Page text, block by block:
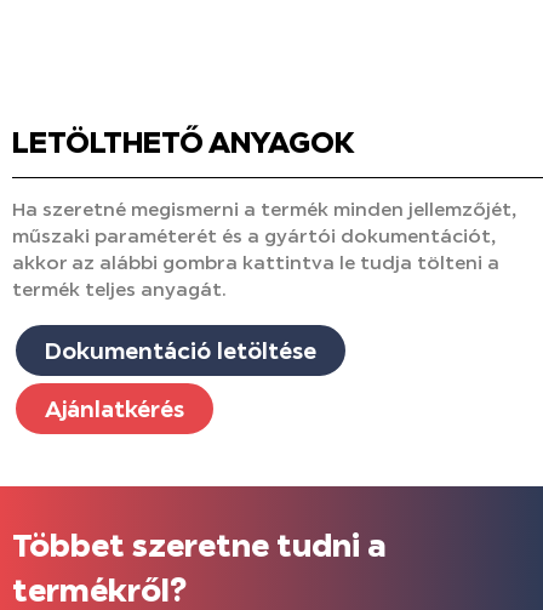
LETÖLTHETŐ ANYAGOK
Ha szeretné megismerni a termék minden jellemzőjét,
műszaki paraméterét és a gyártói dokumentációt,
akkor az alábbi gombra kattintva le tudja tölteni a
termék teljes anyagát.
Dokumentáció letöltése
Ajánlatkérés
Többet szeretne tudni a
termékről?